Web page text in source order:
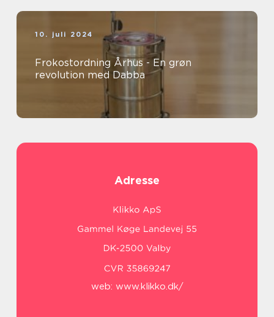
10. juli 2024
Frokostordning Århus - En grøn
revolution med Dabba
Adresse
web: www.klikko.dk/